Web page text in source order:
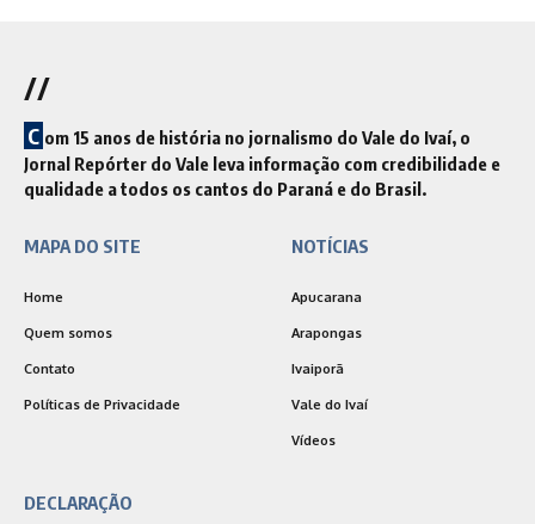
//
C om 15 anos de história no jornalismo do Vale do Ivaí, o
Jornal Repórter do Vale leva informação com credibilidade e
qualidade a todos os cantos do Paraná e do Brasil.
MAPA DO SITE
Home
Quem somos
Contato
Políticas de Privacidade
NOTÍCIAS
Apucarana
Arapongas
Ivaiporã
Vale do Ivaí
Vídeos
DECLARAÇÃO